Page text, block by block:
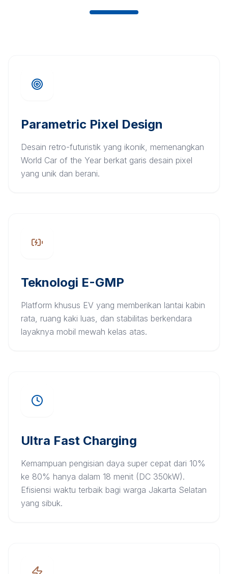
Parametric Pixel Design
Desain retro-futuristik yang ikonik, memenangkan
World Car of the Year berkat garis desain pixel
yang unik dan berani.
Teknologi E-GMP
Platform khusus EV yang memberikan lantai kabin
rata, ruang kaki luas, dan stabilitas berkendara
layaknya mobil mewah kelas atas.
Ultra Fast Charging
Kemampuan pengisian daya super cepat dari 10%
ke 80% hanya dalam 18 menit (DC 350kW).
Efisiensi waktu terbaik bagi warga Jakarta Selatan
yang sibuk.